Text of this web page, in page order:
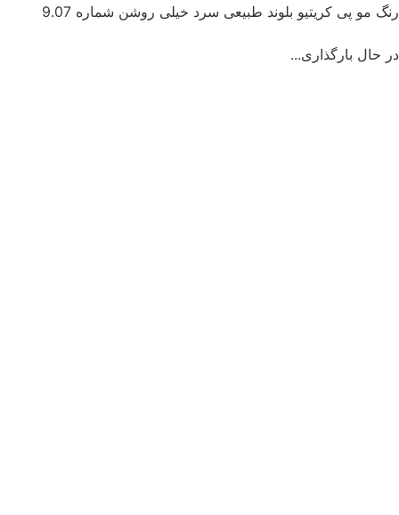
رنگ مو پی کریتیو بلوند طبیعی سرد خیلی روشن شماره 9.07
در حال بارگذاری...